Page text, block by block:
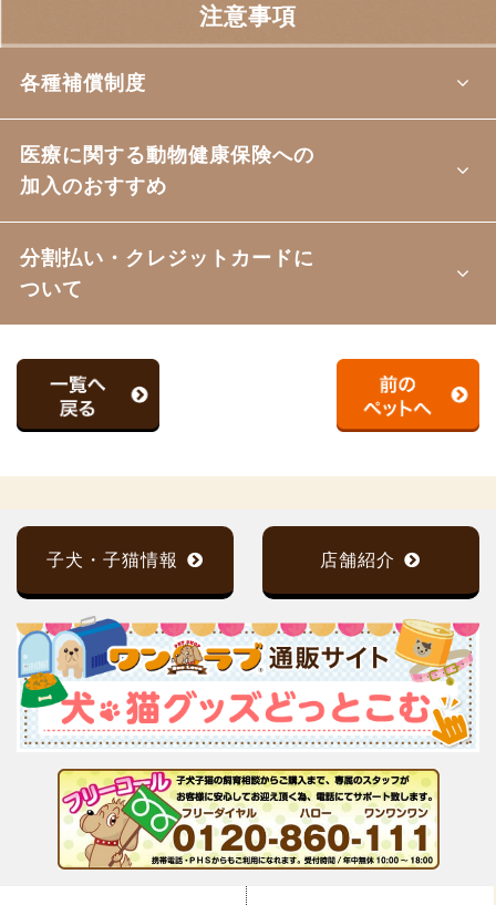
注意事項
各種補償制度
医療に関する動物健康保険への
加入のおすすめ
分割払い・クレジットカードに
ついて
子犬・子猫情報 店舗紹介